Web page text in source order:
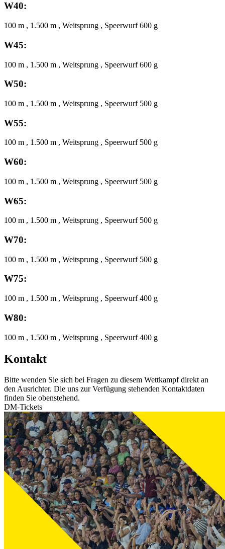
W40:
100 m , 1.500 m , Weitsprung , Speerwurf 600 g
W45:
100 m , 1.500 m , Weitsprung , Speerwurf 600 g
W50:
100 m , 1.500 m , Weitsprung , Speerwurf 500 g
W55:
100 m , 1.500 m , Weitsprung , Speerwurf 500 g
W60:
100 m , 1.500 m , Weitsprung , Speerwurf 500 g
W65:
100 m , 1.500 m , Weitsprung , Speerwurf 500 g
W70:
100 m , 1.500 m , Weitsprung , Speerwurf 500 g
W75:
100 m , 1.500 m , Weitsprung , Speerwurf 400 g
W80:
100 m , 1.500 m , Weitsprung , Speerwurf 400 g
Kontakt
Bitte wenden Sie sich bei Fragen zu diesem Wettkampf direkt an
den Ausrichter. Die uns zur Verfügung stehenden Kontaktdaten
finden Sie obenstehend.
DM-Tickets